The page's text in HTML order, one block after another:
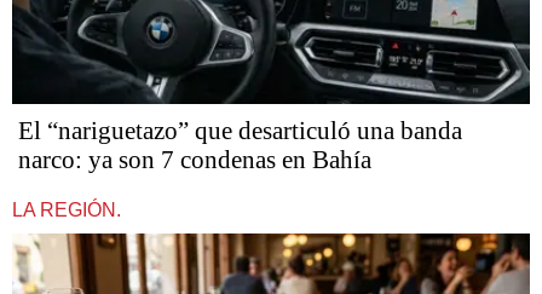
​​​​​El “nariguetazo” que desarticuló una banda
narco: ya son 7 condenas en Bahía
LA REGIÓN.